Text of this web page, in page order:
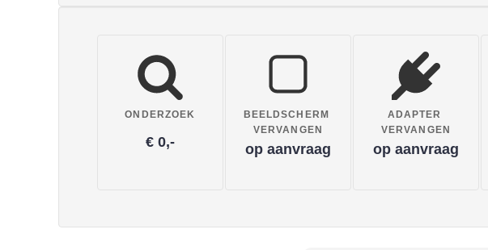
ONDERZOEK
€ 0,-
BEELDSCHERM
VERVANGEN
op aanvraag
ADAPTER
VERVANGEN
op aanvraag